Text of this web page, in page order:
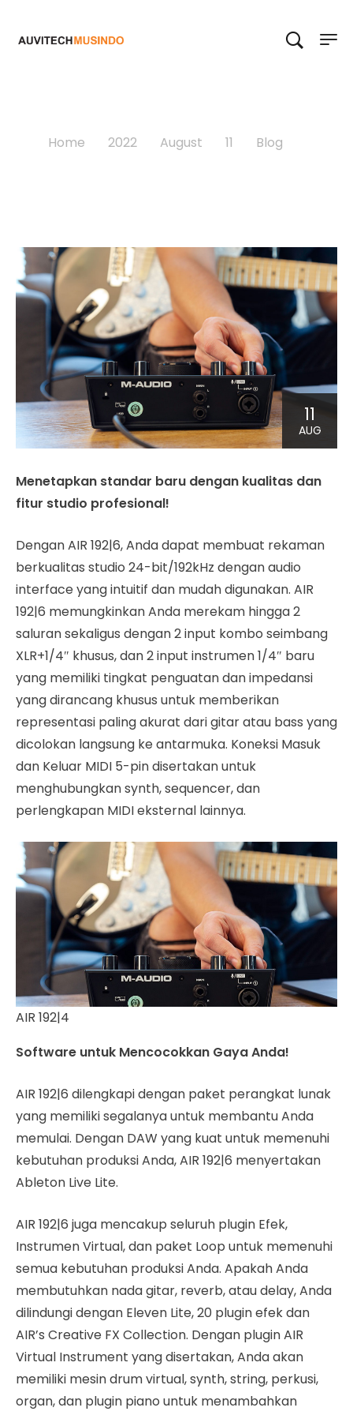
Home 2022 August 11 Blog
11
AUG
Menetapkan standar baru dengan kualitas dan
fitur studio profesional!
Dengan AIR 192|6, Anda dapat membuat rekaman
berkualitas studio 24-bit/192kHz dengan audio
interface yang intuitif dan mudah digunakan. AIR
192|6 memungkinkan Anda merekam hingga 2
saluran sekaligus dengan 2 input kombo seimbang
XLR+1/4″ khusus, dan 2 input instrumen 1/4″ baru
yang memiliki tingkat penguatan dan impedansi
yang dirancang khusus untuk memberikan
representasi paling akurat dari gitar atau bass yang
dicolokan langsung ke antarmuka. Koneksi Masuk
dan Keluar MIDI 5-pin disertakan untuk
menghubungkan synth, sequencer, dan
perlengkapan MIDI eksternal lainnya.
AIR 192|4
Software untuk Mencocokkan Gaya Anda!
AIR 192|6 dilengkapi dengan paket perangkat lunak
yang memiliki segalanya untuk membantu Anda
memulai. Dengan DAW yang kuat untuk memenuhi
kebutuhan produksi Anda, AIR 192|6 menyertakan
Ableton Live Lite.
AIR 192|6 juga mencakup seluruh plugin Efek,
Instrumen Virtual, dan paket Loop untuk memenuhi
semua kebutuhan produksi Anda. Apakah Anda
membutuhkan nada gitar, reverb, atau delay, Anda
dilindungi dengan Eleven Lite, 20 plugin efek dan
AIR’s Creative FX Collection. Dengan plugin AIR
Virtual Instrument yang disertakan, Anda akan
memiliki mesin drum virtual, synth, string, perkusi,
organ, dan plugin piano untuk menambahkan